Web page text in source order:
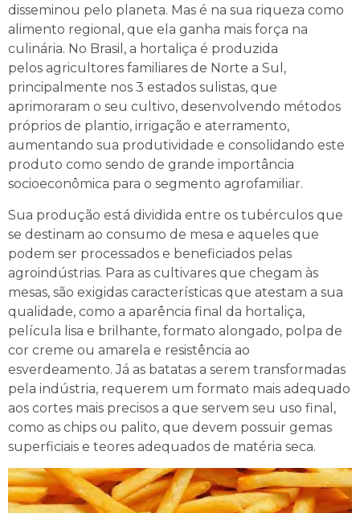
disseminou pelo planeta. Mas é na sua riqueza como
alimento regional, que ela ganha mais força na
culinária. No Brasil, a hortaliça é produzida
pelos agricultores familiares de Norte a Sul,
principalmente nos 3 estados sulistas, que
aprimoraram o seu cultivo, desenvolvendo métodos
próprios de plantio, irrigação e aterramento,
aumentando sua produtividade e consolidando este
produto como sendo de grande importância
socioeconômica para o segmento agrofamiliar.
Sua produção está dividida entre os tubérculos que
se destinam ao consumo de mesa e aqueles que
podem ser processados e beneficiados pelas
agroindústrias. Para as cultivares que chegam às
mesas, são exigidas características que atestam a sua
qualidade, como a aparência final da hortaliça,
película lisa e brilhante, formato alongado, polpa de
cor creme ou amarela e resistência ao
esverdeamento. Já as batatas a serem transformadas
pela indústria, requerem um formato mais adequado
aos cortes mais precisos a que servem seu uso final,
como as chips ou palito, que devem possuir gemas
superficiais e teores adequados de matéria seca.